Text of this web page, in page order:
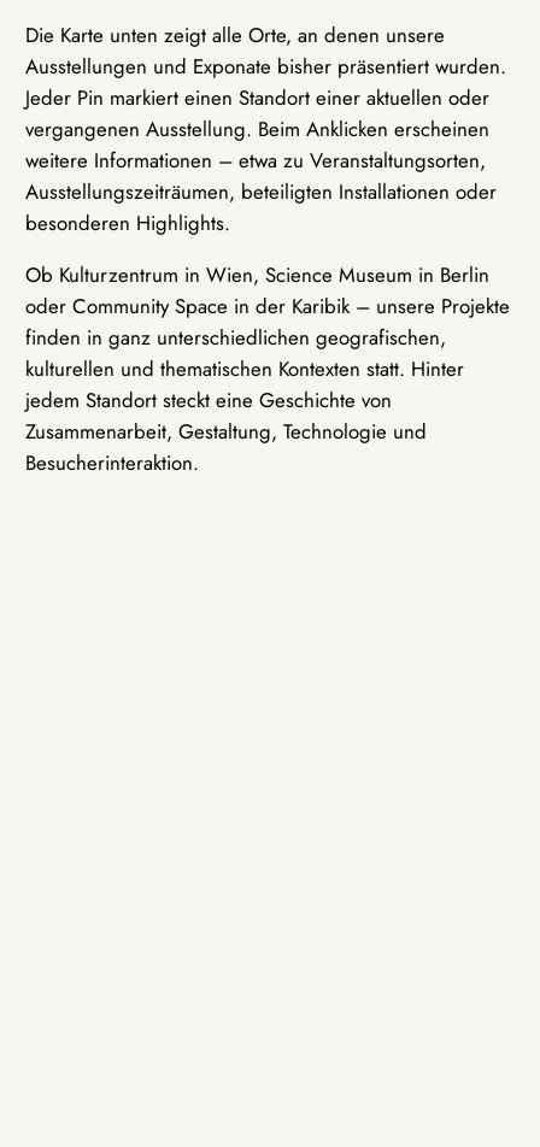
Die Karte unten zeigt alle Orte, an denen unsere
Ausstellungen und Exponate bisher präsentiert wurden.
Jeder Pin markiert einen Standort einer aktuellen oder
vergangenen Ausstellung. Beim Anklicken erscheinen
weitere Informationen – etwa zu Veranstaltungsorten,
Ausstellungszeiträumen, beteiligten Installationen oder
besonderen Highlights.
Ob Kulturzentrum in Wien, Science Museum in Berlin
oder Community Space in der Karibik – unsere Projekte
finden in ganz unterschiedlichen geografischen,
kulturellen und thematischen Kontexten statt. Hinter
jedem Standort steckt eine Geschichte von
Zusammenarbeit, Gestaltung, Technologie und
Besucherinteraktion.